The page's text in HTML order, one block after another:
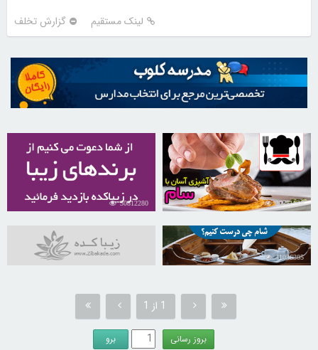
لینک مستقیم گزارش تخلف
30251148
30812280
31036305
1 از 1